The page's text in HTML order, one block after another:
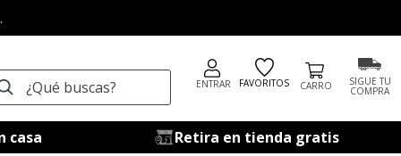
buscas? ENTRAR FAVORITOS SIGUE TU
COMPRA
casa Retira en tienda gratis